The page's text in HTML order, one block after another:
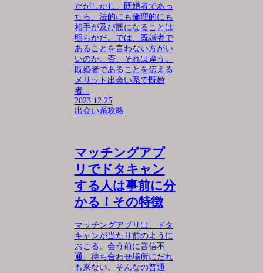
だがしかし、既婚者であっ
たら、法的にも倫理的にも
相手が及び腰になることは
明らかだ。では、既婚者で
あることを言わない方がい
いのか。否、それは違う。
既婚者であることを伝える
メリット出会い系で既婚
者...
2023.12.25
出会い系攻略
マッチングアプ
リでドタキャン
する人は事前に分
かる！その特徴
マッチングアプリは、ドタ
キャンが当たり前のように
おこる。会う前に音信不
通。待ち合わせ場所にだれ
も来ない。そんなの普通